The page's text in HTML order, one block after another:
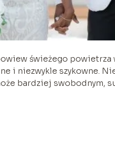
świeżego
i niezwykle szykowne.
bardziej swobodnym,